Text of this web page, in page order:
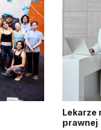
Lekarze
prawnej